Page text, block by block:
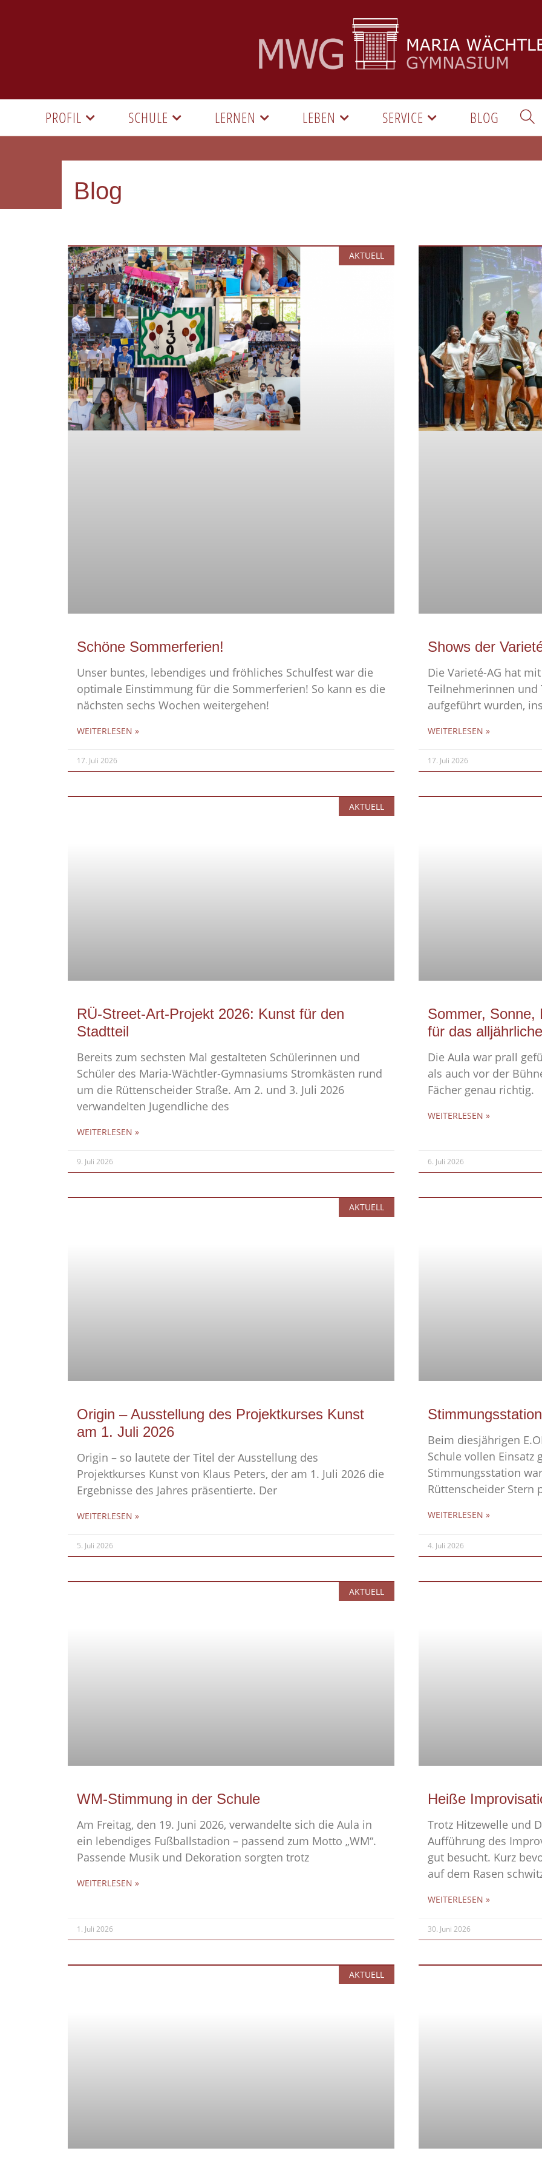
PROFIL SCHULE LERNEN LEBEN SERVICE BLOG
Blog
AKTUELL
Schöne Sommerferien!
Unser buntes, lebendiges und fröhliches Schulfest war die
optimale Einstimmung für die Sommerferien! So kann es die
nächsten sechs Wochen weitergehen!
WEITERLESEN »
17. Juli 2026
Shows der
Die Varieté-AG hat
Teilnehmerinnen und
aufgeführt wurden,
WEITERLESEN »
17. Juli 2026
AKTUELL
RÜ-Street-Art-Projekt 2026: Kunst für den
Stadtteil
Bereits zum sechsten Mal gestalteten Schülerinnen und
Schüler des Maria-Wächtler-Gymnasiums Stromkästen rund
um die Rüttenscheider Straße. Am 2. und 3. Juli 2026
verwandelten Jugendliche des
WEITERLESEN »
9. Juli 2026
Sommer, Sonne,
für das
Die Aula war prall
als auch vor der
Fächer genau richtig.
WEITERLESEN »
6. Juli 2026
AKTUELL
Origin – Ausstellung des Projektkurses Kunst
am 1. Juli 2026
Origin – so lautete der Titel der Ausstellung des
Projektkurses Kunst von Klaus Peters, der am 1. Juli 2026 die
Ergebnisse des Jahres präsentierte. Der
WEITERLESEN »
5. Juli 2026
Beim diesjährigen
Schule vollen Einsatz
Stimmungsstation
Rüttenscheider Stern
WEITERLESEN »
4. Juli 2026
AKTUELL
WM-Stimmung in der Schule
Am Freitag, den 19. Juni 2026, verwandelte sich die Aula in
ein lebendiges Fußballstadion – passend zum Motto „WM“.
Passende Musik und Dekoration sorgten trotz
WEITERLESEN »
1. Juli 2026
Heiße
Trotz Hitzewelle und
Aufführung des
gut besucht. Kurz
auf dem Rasen
WEITERLESEN »
30. Juni 2026
AKTUELL